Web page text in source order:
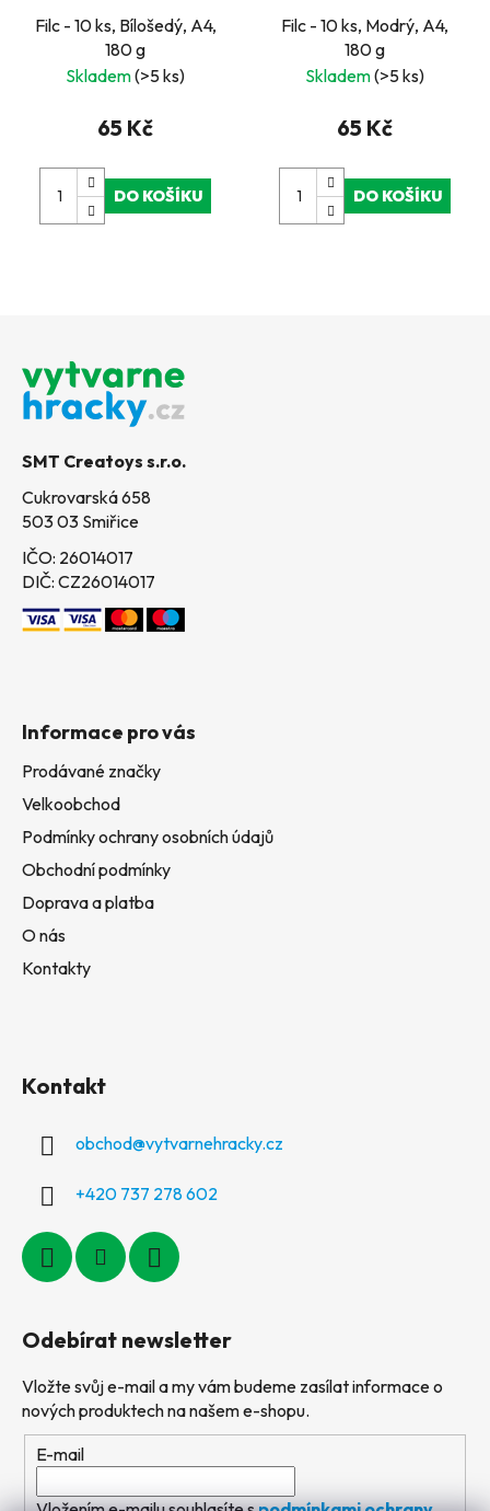
Filc - 10 ks, Bílošedý, A4,
180 g
Skladem(>5 ks)
65 Kč
DO KOŠÍKU
Filc - 10 ks, Modrý, A4,
180 g
Skladem(>5 ks)
65 Kč
DO KOŠÍKU
SMT Creatoys s.r.o.
Cukrovarská 658
503 03 Smiřice
IČO: 26014017
DIČ: CZ26014017
Informace pro vás
Prodávané značky
Velkoobchod
Podmínky ochrany osobních údajů
Obchodní podmínky
Doprava a platba
O nás
Kontakty
Kontakt
obchod@vytvarnehracky.cz
+420 737 278 602
Odebírat newsletter
Vložte svůj e-mail a my vám budeme zasílat informace o
nových produktech na našem e-shopu.
E-mail